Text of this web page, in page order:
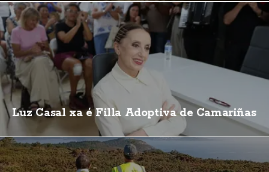
Luz Casal xa é Filla Adoptiva de Camariñas